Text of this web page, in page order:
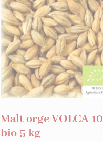
Malt orge VOLCA 10
bio 5 kg